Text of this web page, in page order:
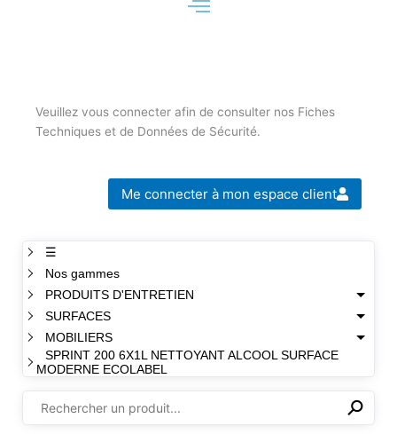
Veuillez vous connecter afin de consulter nos Fiches
Techniques et de Données de Sécurité.
Me connecter à mon espace client
☰
Nos gammes
PRODUITS D'ENTRETIEN
SURFACES
MOBILIERS
SPRINT 200 6X1L NETTOYANT ALCOOL SURFACE
MODERNE ECOLABEL
⚲